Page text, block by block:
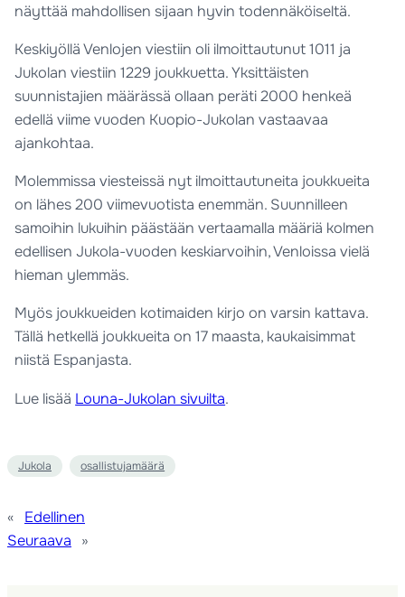
näyttää mahdollisen sijaan hyvin todennäköiseltä.
Keskiyöllä Venlojen viestiin oli ilmoittautunut 1011 ja
Jukolan viestiin 1229 joukkuetta. Yksittäisten
suunnistajien määrässä ollaan peräti 2000 henkeä
edellä viime vuoden Kuopio-Jukolan vastaavaa
ajankohtaa.
Molemmissa viesteissä nyt ilmoittautuneita joukkueita
on lähes 200 viimevuotista enemmän. Suunnilleen
samoihin lukuihin päästään vertaamalla määriä kolmen
edellisen Jukola-vuoden keskiarvoihin, Venloissa vielä
hieman ylemmäs.
Myös joukkueiden kotimaiden kirjo on varsin kattava.
Tällä hetkellä joukkueita on 17 maasta, kaukaisimmat
niistä Espanjasta.
Lue lisää Louna-Jukolan sivuilta.
Jukola osallistujamäärä
«
Edellinen
Seuraava
»